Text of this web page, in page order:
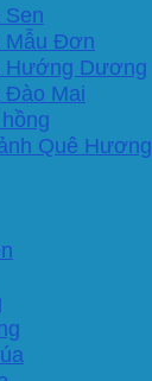
Sen
Mẫu Đơn
Hướng Dương
Đào Mai
Quê Hương